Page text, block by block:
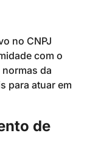
no CNPJ
com o
da
para atuar em
de